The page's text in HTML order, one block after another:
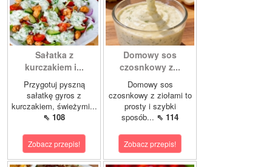
Sałatka z
kurczakiem i...
Przygotuj pyszną
sałatkę gyros z
kurczakiem, świeżymi...
⇖ 108
Zobacz przepis!
Domowy sos
czosnkowy z...
Domowy sos
czosnkowy z ziołami to
prosty i szybki
sposób... ⇖ 114
Zobacz przepis!